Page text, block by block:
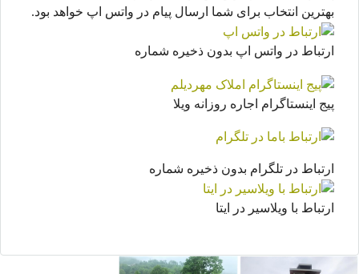
بهترین انتخاب برای شما ارسال پیام در واتس اپ خواهد بود.
ارتباط در واتس اپ بدون ذخیره شماره
پیج اینستاگرام اجاره روزانه ویلا
ارتباط در تلگرام بدون ذخیره شماره
ارتباط با ویلاسیر در ایتا